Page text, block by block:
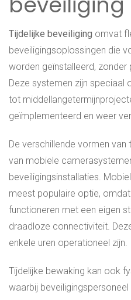
Tijdelijke beveiliging omvat
beveiligingsoplossingen die
worden geïnstalleerd, zonder
Deze systemen zijn speciaal
tot
geïmplementeerd en weer
De verschillende vormen van
van mobiele
beveiligingsinstallaties.
meest populaire optie,
functioneren met een eigen
draadloze connectiviteit.
enkele uren operationeel zijn.
Tijdelijke bewaking kan ook
waarbij